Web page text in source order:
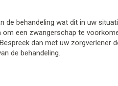
de behandeling wat dit in uw
een zwangerschap te
dan met uw zorgverlener
de behandeling.